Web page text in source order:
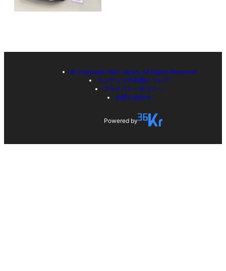
© Copyright 36Kr Japan, All Rights Reserved
コンテンツの利用について
プライバシーポリシー
お問い合わせ
Powered by